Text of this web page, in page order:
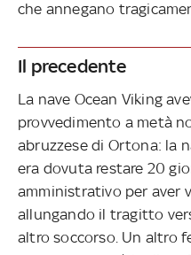
che annegano
Il precedente
La nave Ocean Viking
provvedimento a metà
abruzzese di Ortona: la
era dovuta restare 20
amministrativo per aver
allungando il tragitto
altro soccorso. Un altro